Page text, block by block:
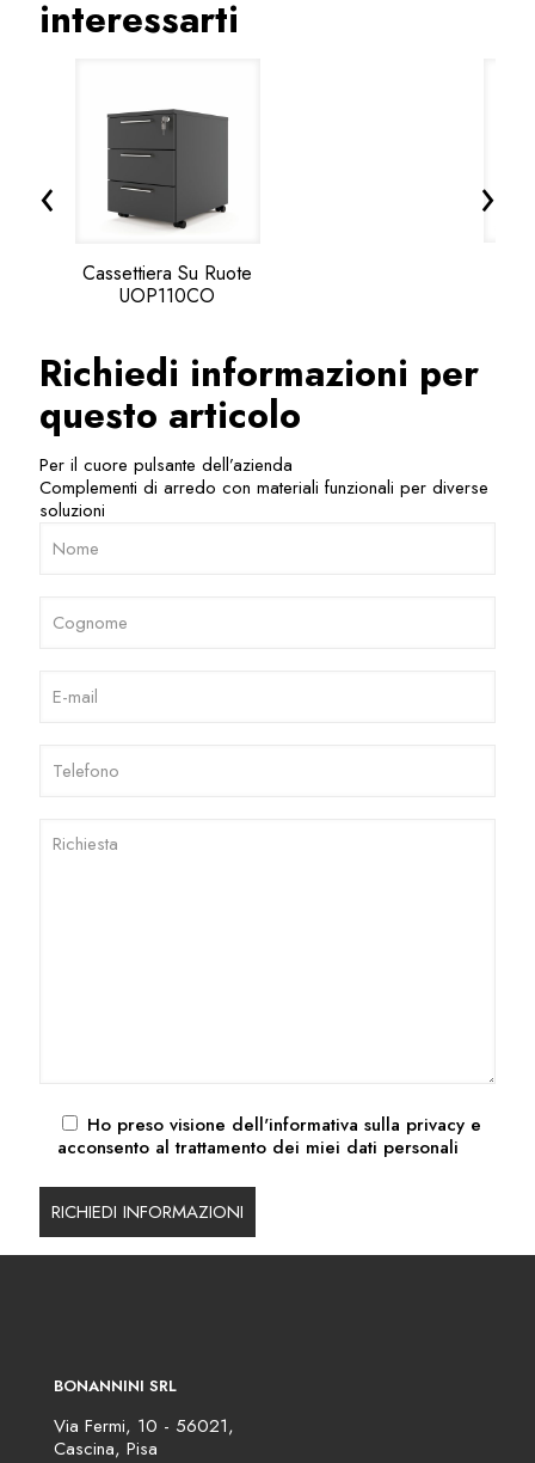
interessarti
Cassettiera Su Ruote
UOP110CO
‹ ›
Richiedi informazioni per
questo articolo
Per il cuore pulsante dell’azienda
Complementi di arredo con materiali funzionali per diverse
soluzioni
Ho preso visione dell'informativa sulla privacy e
acconsento al trattamento dei miei dati personali
BONANNINI SRL
Via Fermi, 10 - 56021,
Cascina, Pisa